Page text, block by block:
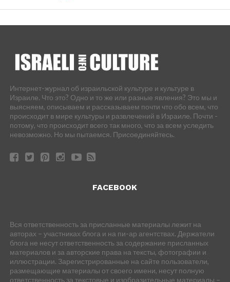
Интернет-журнал об израильской культуре и культуре в
Израиле. Что это? Одно и то же или разные явления? Это мы и
выясняем, описываем и рассказываем почти что обо всем, что
происходит в мире культуры и развлечений в Израиле. Почти -
потому, что происходит всего так много, что за всем уследить
невозможно. Но мы пытаемся. Присоединяйтесь.
FACEBOOK
Вся ответственность за присланные материалы лежит на
авторах – участниках блога и на пи-ар агентствах. Держатели
блога не несут ответственность за содержание присланных
материалов и за авторские права на тексты, фотографии и
иллюстрации. Зарегистрированные на сайте пользователи,
размещающие материалы от своего имени, несут полную
ответственность за текстовые и изобразительные материалы –